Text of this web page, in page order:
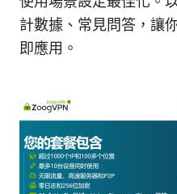
計數據、常見問答，讓
即應用。